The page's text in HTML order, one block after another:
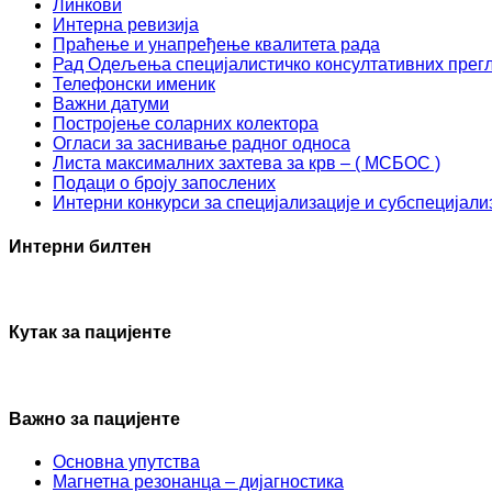
Линкови
Интерна ревизија
Праћење и унапређење квалитета рада
Рад Одељења специјалистичко консултативних
Телефонски именик
Важни датуми
Постројење соларних колектора
Огласи за заснивање радног односа
Листа максималних захтева за крв – ( МСБОС )
Подаци о броју запослених
Интерни конкурси за специјализације и
Интерни билтен
Кутак за пацијенте
Важно за пацијенте
Основна упутства
Mагнетна резонанца – дијагностика